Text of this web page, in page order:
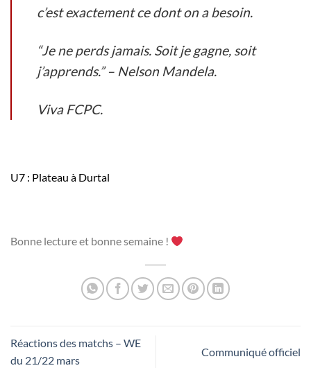
c’est exactement ce dont on a besoin.
“Je ne perds jamais. Soit je gagne, soit
j’apprends.” – Nelson Mandela.
Viva FCPC.
U7 : Plateau à Durtal
Bonne lecture et bonne semaine !
Réactions des matchs – WE
du 21/22 mars
Communiqué officiel